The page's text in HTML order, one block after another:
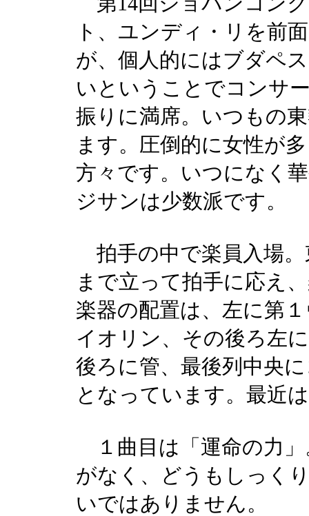
ト、ユンディ・リを前
が、個人的にはブダペ
いということでコンサ
振りに満席。いつもの
ます。圧倒的に女性が
方々です。いつになく
ジサンは少数派です。
拍手の中で楽員入場
まで立って拍手に応え
楽器の配置は、左に第
イオリン、その後ろ左
後ろに管、最後列中央
となっています。最近
１曲目は「運命の力
がなく、どうもしっく
いではありません。